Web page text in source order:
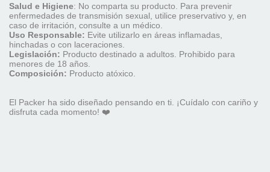
Salud e Higiene: No comparta su producto. Para prevenir
enfermedades de transmisión sexual, utilice preservativo y, en
caso de irritación, consulte a un médico.
Uso Responsable: Evite utilizarlo en áreas inflamadas,
hinchadas o con laceraciones.
Legislación: Producto destinado a adultos. Prohibido para
menores de 18 años.
Composición: Producto atóxico.
El Packer ha sido diseñado pensando en ti. ¡Cuídalo con cariño y
disfruta cada momento! ❤️